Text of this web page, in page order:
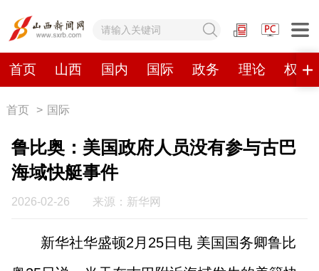
首页 山西 国内 国际 政务 理论 权威
网站地图
首页
政务 理论 权威发布 原创
山西视觉志
首页 > 国际
鲁比奥：美国政府人员没有参与古巴
海域快艇事件
2026-02-26 来源：新华网
新华社华盛顿2月25日电 美国国务卿鲁比